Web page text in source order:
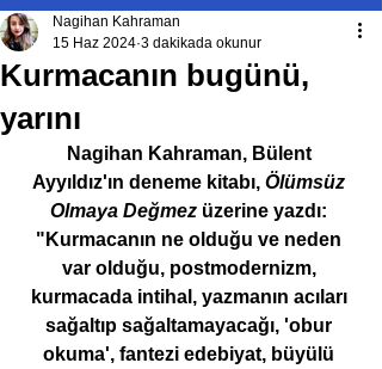
Kurmacanın bugünü,
yarını
Nagihan Kahraman
15 Haz 2024 3 dakikada okunur
Nagihan Kahraman, Bülent
Ayyıldız'ın deneme kitabı, Ölümsüz
Olmaya Değmez üzerine yazdı:
"Kurmacanın ne olduğu ve neden
var olduğu, postmodernizm,
kurmacada intihal, yazmanın acıları
sağaltıp sağaltamayacağı, 'obur
okuma', fantezi edebiyat, büyülü